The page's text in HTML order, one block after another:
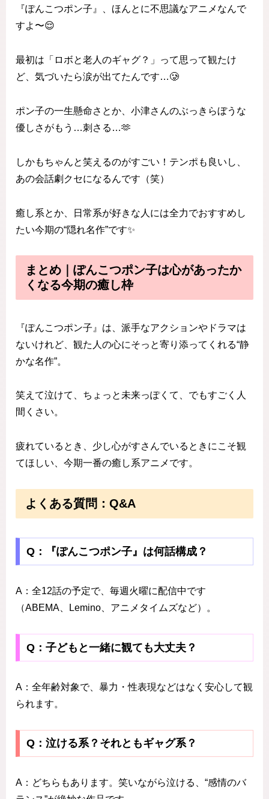
『ぽんこつポン子』、ほんとに不思議なアニメなんで
すよ〜😌
最初は「ロボと老人のギャグ？」って思って観たけ
ど、気づいたら涙が出てたんです…🥲
ポン子の一生懸命さとか、小津さんのぶっきらぼうな
優しさがもう…刺さる…🫶
しかもちゃんと笑えるのがすごい！テンポも良いし、
あの会話劇クセになるんです（笑）
癒し系とか、日常系が好きな人には全力でおすすめし
たい今期の“隠れ名作”です✨
まとめ｜ぽんこつポン子は心があったか
くなる今期の癒し枠
『ぽんこつポン子』は、派手なアクションやドラマは
ないけれど、観た人の心にそっと寄り添ってくれる“静
かな名作”。
笑えて泣けて、ちょっと未来っぽくて、でもすごく人
間くさい。
疲れているとき、少し心がすさんでいるときにこそ観
てほしい、今期一番の癒し系アニメです。
よくある質問：Q&A
Q：『ぽんこつポン子』は何話構成？
A：全12話の予定で、毎週火曜に配信中です
（ABEMA、Lemino、アニメタイムズなど）。
Q：子どもと一緒に観ても大丈夫？
A：全年齢対象で、暴力・性表現などはなく安心して観
られます。
Q：泣ける系？それともギャグ系？
A：どちらもあります。笑いながら泣ける、“感情のバ